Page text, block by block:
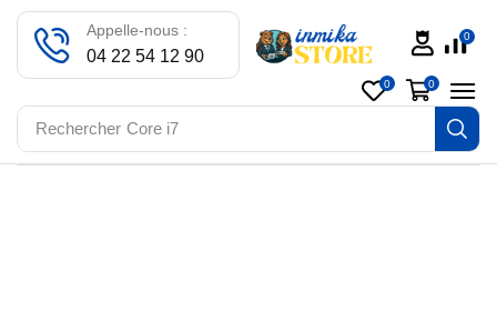
Rechercher Core i7
Appelle-nous :
04 22 54 12 90
0
0 0